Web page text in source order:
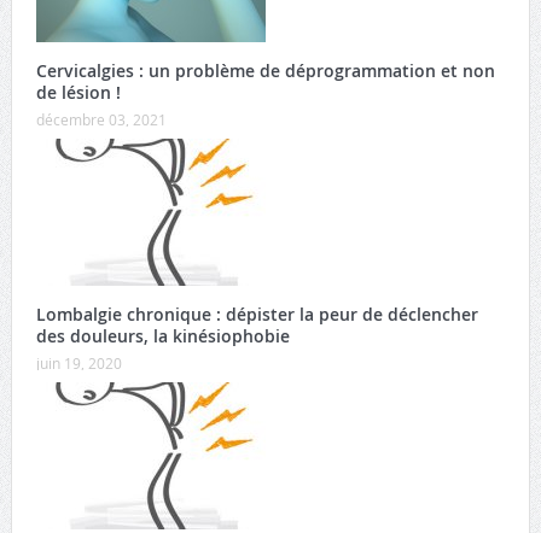
Cervicalgies : un problème de déprogrammation et non
de lésion !
décembre 03, 2021
Lombalgie chronique : dépister la peur de déclencher
des douleurs, la kinésiophobie
juin 19, 2020